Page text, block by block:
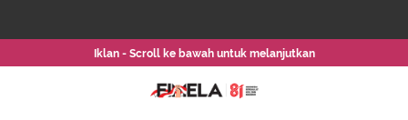
Iklan - Scroll ke bawah untuk melanjutkan